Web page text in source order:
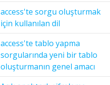
access'te sorgu oluşturmak
için kullanılan dil
access'te tablo yapma
sorgularında yeni bir tablo
oluşturmanın genel amacı